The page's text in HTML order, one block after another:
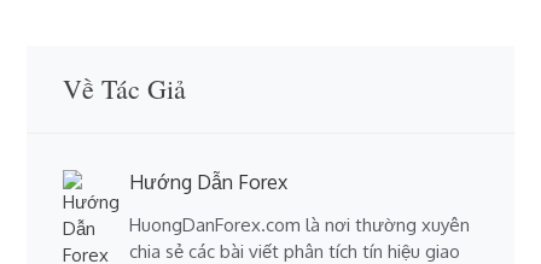
Về Tác Giả
Hướng Dẫn Forex
HuongDanForex.com là nơi thường xuyên
chia sẻ các bài viết phân tích tín hiệu giao